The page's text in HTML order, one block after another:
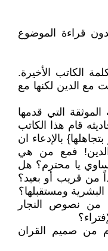
قراءة الموضوع
الكاتب الأخيرة.
مع الدين لكنها مع
الموثقة التي قدمها
قام هذا الكاتب
بالإدعاء ان
فمع من هي
يا محترم؟ هل
من قريب أو بعيد؟
ومستقبلها؟
نصوص النجار
من صميم القران